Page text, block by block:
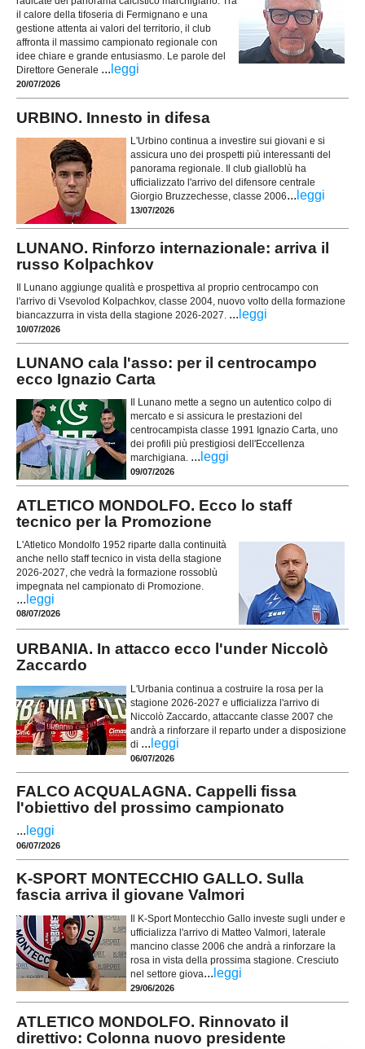
il calore della tifoseria di Fermignano e una
gestione attenta ai valori del territorio, il club
affronta il massimo campionato regionale con
idee chiare e grande entusiasmo. Le parole del
Direttore Generale ... leggi
20/07/2026
URBINO. Innesto in difesa
L'Urbino continua a investire sui giovani e si
assicura uno dei prospetti più interessanti del
panorama regionale. Il club gialloblù ha
ufficializzato l'arrivo del difensore centrale
Giorgio Bruzzechesse, classe 2006... leggi
13/07/2026
LUNANO. Rinforzo internazionale: arriva il
russo Kolpachkov
Il Lunano aggiunge qualità e prospettiva al proprio centrocampo con
l'arrivo di Vsevolod Kolpachkov, classe 2004, nuovo volto della formazione
biancazzurra in vista della stagione 2026-2027. ... leggi
10/07/2026
LUNANO cala l'asso: per il centrocampo
ecco Ignazio Carta
Il Lunano mette a segno un autentico colpo di
mercato e si assicura le prestazioni del
centrocampista classe 1991 Ignazio Carta, uno
dei profili più prestigiosi dell'Eccellenza
marchigiana. ... leggi
09/07/2026
ATLETICO MONDOLFO. Ecco lo staff
tecnico per la Promozione
L'Atletico Mondolfo 1952 riparte dalla continuità
anche nello staff tecnico in vista della stagione
2026-2027, che vedrà la formazione rossoblù
impegnata nel campionato di Promozione.
... leggi
08/07/2026
URBANIA. In attacco ecco l'under Niccolò
Zaccardo
L'Urbania continua a costruire la rosa per la
stagione 2026-2027 e ufficializza l'arrivo di
Niccolò Zaccardo, attaccante classe 2007 che
andrà a rinforzare il reparto under a disposizione
di ... leggi
06/07/2026
FALCO ACQUALAGNA. Cappelli fissa
l'obiettivo del prossimo campionato
... leggi
06/07/2026
K-SPORT MONTECCHIO GALLO. Sulla
fascia arriva il giovane Valmori
Il K-Sport Montecchio Gallo investe sugli under e
ufficializza l'arrivo di Matteo Valmori, laterale
mancino classe 2006 che andrà a rinforzare la
rosa in vista della prossima stagione. Cresciuto
nel settore giova... leggi
29/06/2026
ATLETICO MONDOLFO. Rinnovato il
direttivo: Colonna nuovo presidente